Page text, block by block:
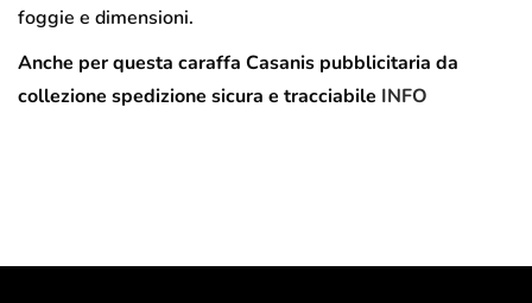
foggie e dimensioni.
Anche per questa caraffa Casanis pubblicitaria da
collezione spedizione sicura e tracciabile INFO